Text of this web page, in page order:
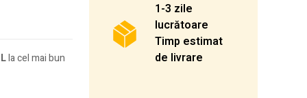
la cel mai bun
1-3 zile
lucrătoare
Timp estimat
de livrare